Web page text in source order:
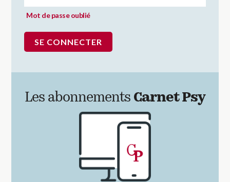
Mot de passe oublié
Les abonnements Carnet Psy